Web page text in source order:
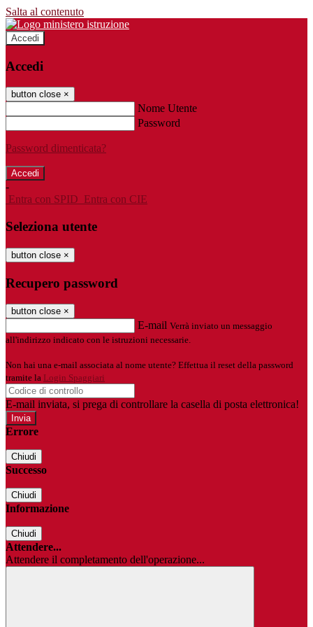
Salta al contenuto
Accedi
Accedi
button close ×
Nome Utente
Password
Password dimenticata?
-
Entra con SPID Entra con CIE
Seleziona utente
button close ×
Recupero password
button close ×
E-mail Verrà inviato un messaggio
all'indirizzo indicato con le istruzioni necessarie.
Non hai una e-mail associata al nome utente? Effettua il reset della password
tramite la Login Spaggiari
E-mail inviata, si prega di controllare la casella di posta elettronica!
Errore
Chiudi
Successo
Chiudi
Informazione
Chiudi
Attendere...
Attendere il completamento dell'operazione...